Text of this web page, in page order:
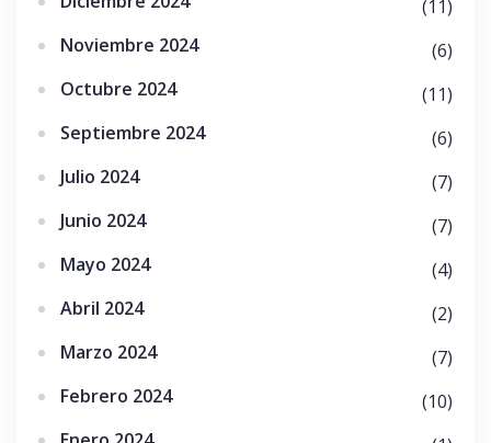
(11)
Noviembre 2024
(6)
Octubre 2024
(11)
Septiembre 2024
(6)
Julio 2024
(7)
Junio 2024
(7)
Mayo 2024
(4)
Abril 2024
(2)
Marzo 2024
(7)
Febrero 2024
(10)